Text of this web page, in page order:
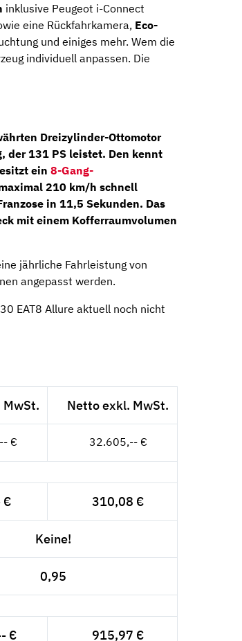
inklusive Peugeot i-Connect
eine Rückfahrkamera, Eco-
und einiges mehr. Wem die
individuell anpassen. Die
Dreizylinder-Ottomotor
der131 PS leistet. Den kennt
ein 8-Gang-
210 km/h schnell
in 11,5 Sekunden. Das
mit einem Kofferraumvolumen
jährliche Fahrleistung von
angepasst werden.
EAT8 Allure aktuell noch nicht
Netto exkl. MwSt.
€ 32.605,-- €
€ 310,08 €
Keine!
0,95
€ 915,97 €